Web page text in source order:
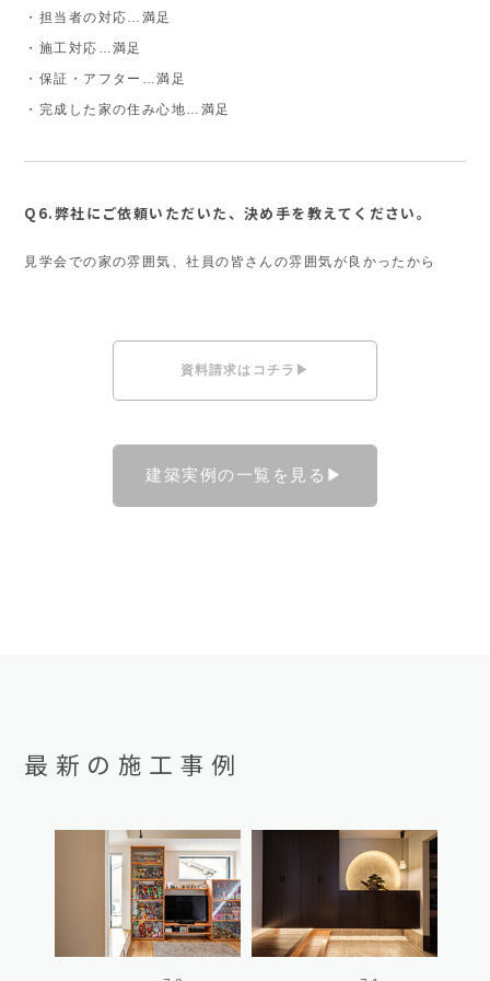
・担当者の対応…満足
・施工対応…満足
・保証・アフター…満足
・完成した家の住み心地…満足
Q6.弊社にご依頼いただいた、決め手を教えてください。
見学会での家の雰囲気、社員の皆さんの雰囲気が良かったから
資料請求はコチラ▶
建築実例の一覧を見る▶
最新の施工事例